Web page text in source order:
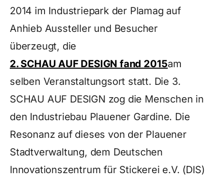
2014 im Industriepark der Plamag auf
Anhieb Aussteller und Besucher
überzeugt, die
2. SCHAU AUF DESIGN fand 2015am
selben Veranstaltungsort statt. Die 3.
SCHAU AUF DESIGN zog die Menschen in
den Industriebau Plauener Gardine. Die
Resonanz auf dieses von der Plauener
Stadtverwaltung, dem Deutschen
Innovationszentrum für Stickerei e.V. (DIS)